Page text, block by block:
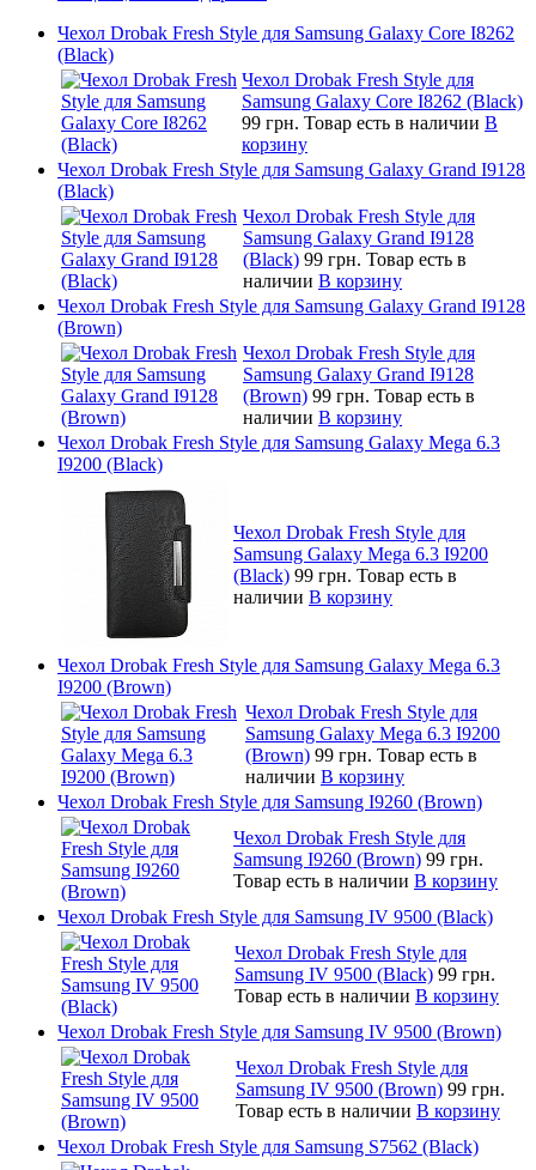
Чехол Drobak Fresh Style для Samsung Galaxy Core I8262
(Black)
Чехол Drobak Fresh Style для
Samsung Galaxy Core I8262 (Black)
99 грн. Товар есть в наличии В
корзину
Чехол Drobak Fresh Style для Samsung Galaxy Grand I9128
(Black)
Чехол Drobak Fresh Style для
Samsung Galaxy Grand I9128
(Black) 99 грн. Товар есть в
наличии В корзину
Чехол Drobak Fresh Style для Samsung Galaxy Grand I9128
(Brown)
Чехол Drobak Fresh Style для
Samsung Galaxy Grand I9128
(Brown) 99 грн. Товар есть в
наличии В корзину
Чехол Drobak Fresh Style для Samsung Galaxy Mega 6.3
I9200 (Black)
Чехол Drobak Fresh Style для
Samsung Galaxy Mega 6.3 I9200
(Black) 99 грн. Товар есть в
наличии В корзину
Чехол Drobak Fresh Style для Samsung Galaxy Mega 6.3
I9200 (Brown)
Чехол Drobak Fresh Style для
Samsung Galaxy Mega 6.3 I9200
(Brown) 99 грн. Товар есть в
наличии В корзину
Чехол Drobak Fresh Style для Samsung I9260 (Brown)
Чехол Drobak Fresh Style для
Samsung I9260 (Brown) 99 грн.
Товар есть в наличии В корзину
Чехол Drobak Fresh Style для Samsung IV 9500 (Black)
Чехол Drobak Fresh Style для
Samsung IV 9500 (Black) 99 грн.
Товар есть в наличии В корзину
Чехол Drobak Fresh Style для Samsung IV 9500 (Brown)
Чехол Drobak Fresh Style для
Samsung IV 9500 (Brown) 99 грн.
Товар есть в наличии В корзину
Чехол Drobak Fresh Style для Samsung S7562 (Black)